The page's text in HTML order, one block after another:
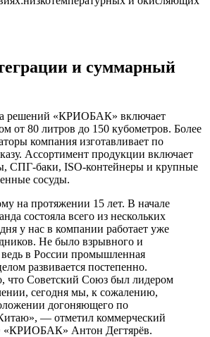
и суммарный
решений «КРИОБАК» включает
от 80 литров до 150 кубометров. Более
компания изготавливает по
Ассортимент продукции включает
СПГ-баки, ISO-контейнеры и крупные
сосуды.
на протяжении 15 лет. В начале
состояла всего из нескольких
у нас в компании работает уже
Не было взрывного и
ведь в России промышленная
развивается постепенно.
что Советский Союз был лидером
сегодня мы, к сожалению,
догоняющего по
— отметил коммерческий
«КРИОБАК» Антон Дегтярёв.